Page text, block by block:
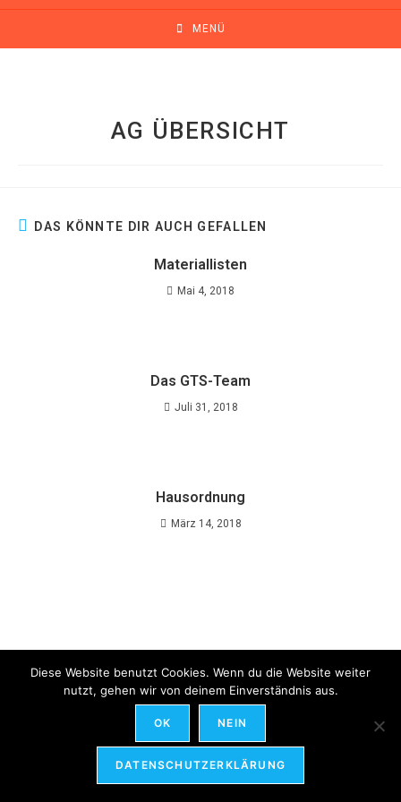
MENÜ
AG ÜBERSICHT
DAS KÖNNTE DIR AUCH GEFALLEN
Materiallisten
Mai 4, 2018
Das GTS-Team
Juli 31, 2018
Hausordnung
März 14, 2018
DATENSCHUTZ & IMPRESSUM
Diese Website benutzt Cookies. Wenn du die Website weiter
nutzt, gehen wir von deinem Einverständnis aus.
OK NEIN
DATENSCHUTZERKLÄRUNG